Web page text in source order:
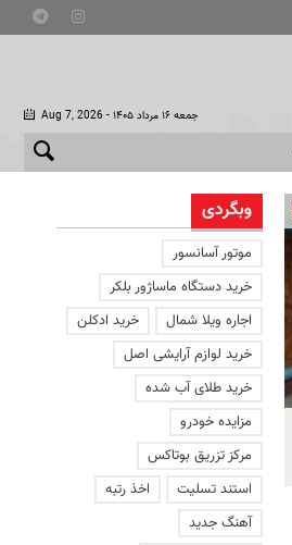
Aug 7, 2026 - جمعه ۱۶ مرداد ۱۴۰۵
بوتاکس‌های تقلبی کجا
می‌شوند؟
وبگردی
موتور آسانسور
خرید دستگاه ماساژور بلکر
اجاره ویلا شمال
خرید ادکلن
خرید لوازم آرایشی اصل
خرید طلای آب شده
مزایده خودرو
مرکز تزریق بوتاکس
استند تسلیت
اخذ رتبه
آهنگ جدید